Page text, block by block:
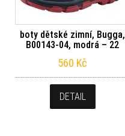
boty dětské zimní, Bugga,
B00143-04, modrá – 22
560 Kč
DETAIL